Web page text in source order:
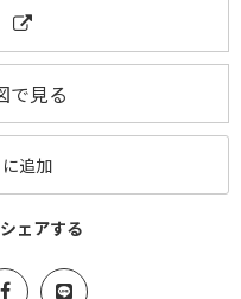
で見る
追加
ェアする